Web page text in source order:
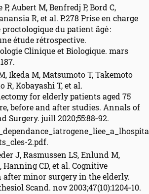
P, Aubert M, Benfredj P, Bord C,
R, et al. P.278 Prise en charge
du patient âgé :
étude rétrospective.
Clinique et Biologique. mars
Ikeda M, Matsumoto T, Takemoto
R, Kobayashi T, et al.
for elderly patients aged 75
before and after studies. Annals of
Surgery. juill 2020;55:88‑92.
2.pdf.
J, Rasmussen LS, Enlund M,
Hanning CD, et al. Cognitive
minor surgery in the elderly.
Scand. nov 2003;47(10):1204‑10.